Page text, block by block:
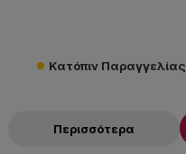
Κατόπιν Παραγγελίας
Περισσότερα